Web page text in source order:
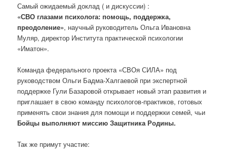
Самый ожидаемый доклад ( и дискуссии) :
«СВО глазами психолога: помощь, поддержка,
преодоление», научный руководитель Ольга Ивановна
Муляр, директор Института практической психологии
«Иматон».
Команда федерального проекта «СВОя СИЛА» под
руководством Ольги Бадма-Халгаевой при экспертной
поддержке Гули Базаровой открывает новый этап развития и
приглашает в свою команду психологов-практиков, готовых
применять свои знания для помощи и поддержки семей, чьи
Бойцы выполняют миссию Защитника Родины.
Так же примут участие: